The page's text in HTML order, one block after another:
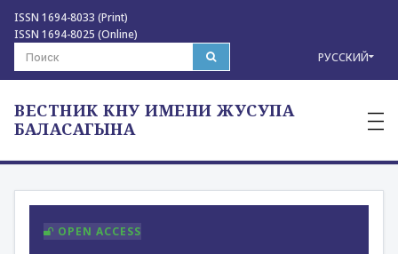
ISSN 1694-8033 (Print)
ISSN 1694-8025 (Online)
РУССКИЙ
ВЕСТНИК КНУ ИМЕНИ ЖУСУПА
БАЛАСАГЫНА
—
—
—
OPEN ACCESS